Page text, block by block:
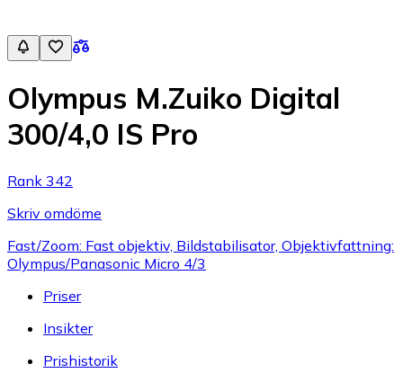
Olympus M.Zuiko Digital
300/4,0 IS Pro
Rank 342
Skriv omdöme
Fast/Zoom: Fast objektiv, Bildstabilisator, Objektivfattning:
Olympus/Panasonic Micro 4/3
Priser
Insikter
Prishistorik